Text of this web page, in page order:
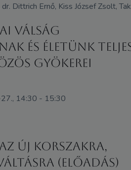
Dittrich Ernő, Kiss József Zsolt,
válság
és életünk
gyökerei
14:30 - 15:30
az új korszakra,
(Előadás)